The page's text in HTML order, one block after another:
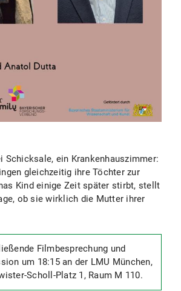
Schicksale, ein Krankenhauszimmer:
gleichzeitig ihre Töchter zur
Kind einige Zeit später stirbt, stellt
ob sie wirklich die Mutter ihrer
Filmbesprechung und
um 18:15 an der LMU München,
Scholl-Platz 1, Raum M 110.